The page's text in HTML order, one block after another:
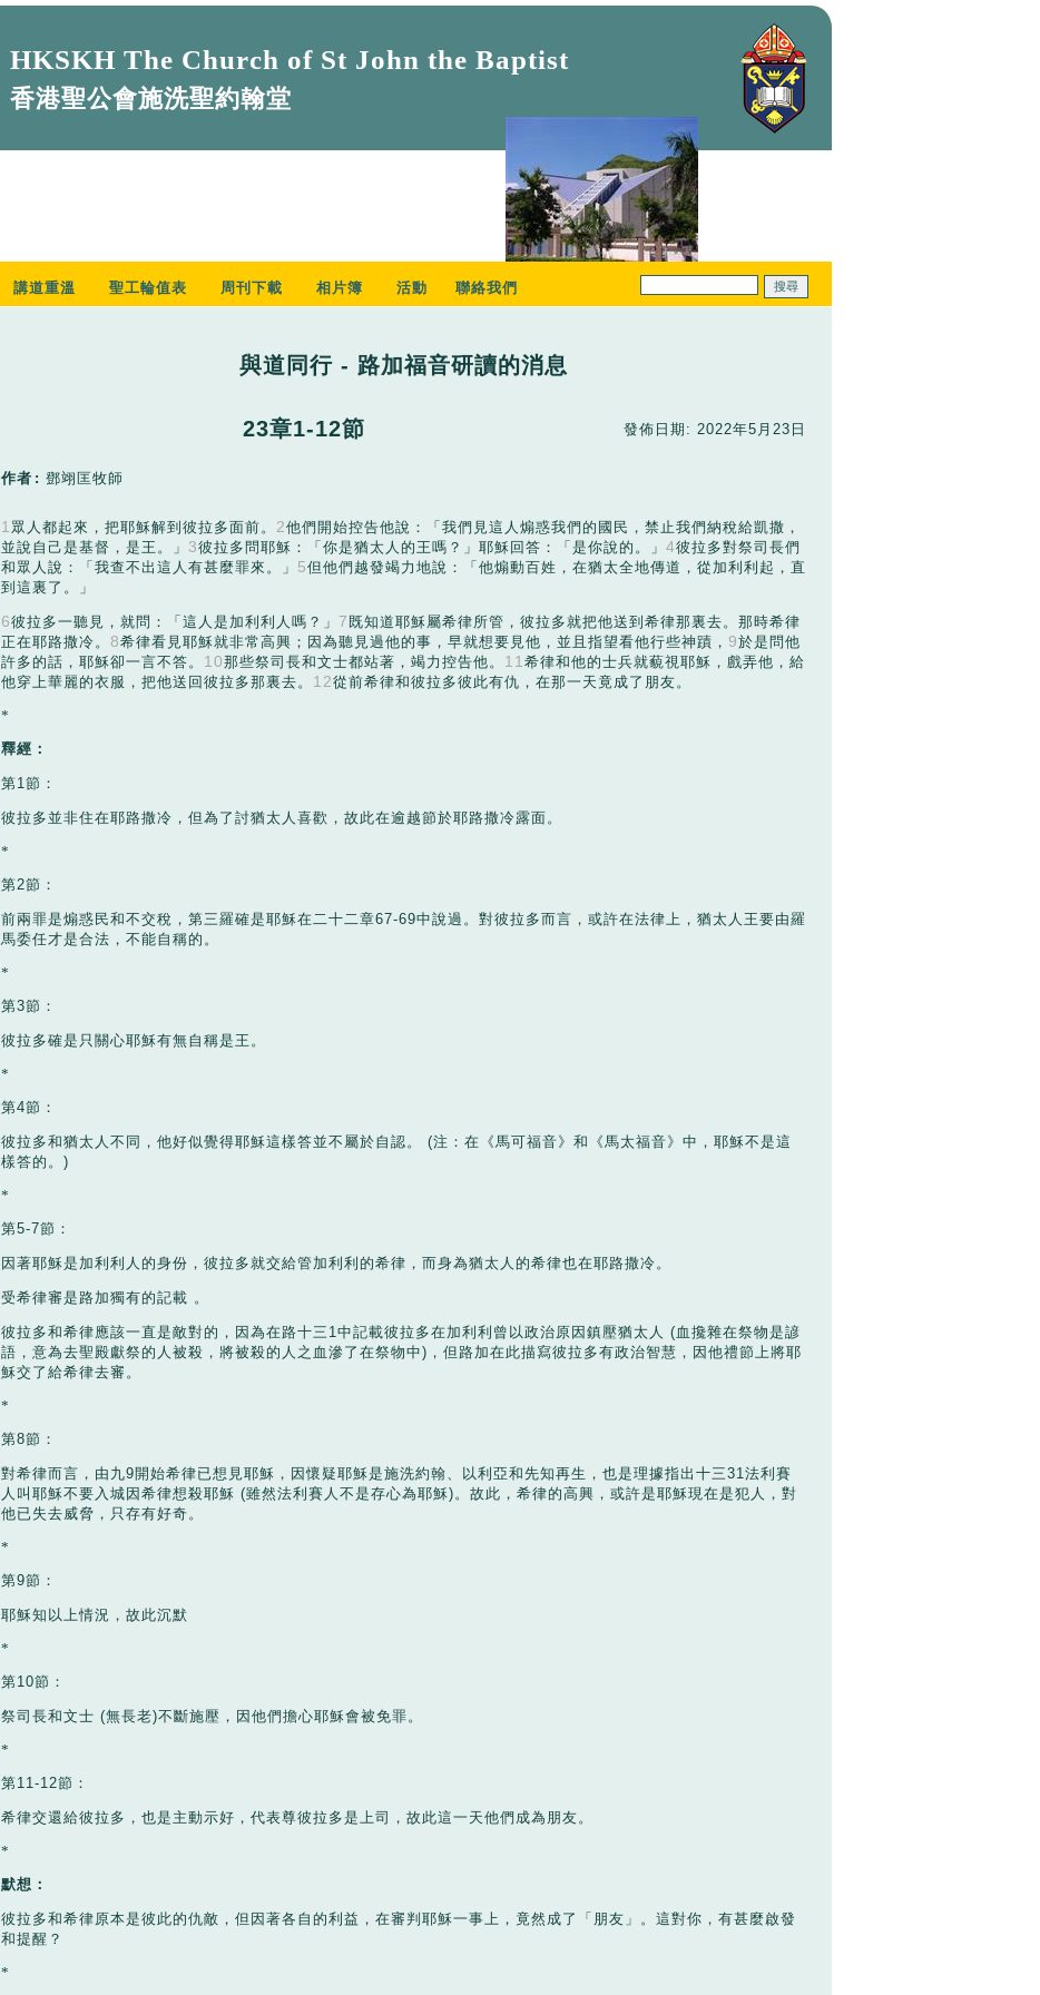
HKSKH The Church of St John the Baptist
香港聖公會施洗聖約翰堂
講道重溫 聖工輪值表 周刊下載 相片簿 活動 聯絡我們
與道同行 - 路加福音研讀的消息
23章1-12節 發佈日期: 2022年5月23日
作者 : 鄧翊匡牧師
1 眾人都起來，把耶穌解到彼拉多面前。 2他們開始控告他說：「我們見這人煽惑我們的國民，禁止我們納稅給凱撒，
並說自己是基督，是王。」 3彼拉多問耶穌：「你是猶太人的王嗎？」耶穌回答：「是你說的。」 4彼拉多對祭司長們
和眾人說：「我查不出這人有甚麼罪來。」 5但他們越發竭力地說：「他煽動百姓，在猶太全地傳道，從加利利起，直
到這裏了。」
6彼拉多一聽見，就問：「這人是加利利人嗎？」 7 既知道耶穌屬希律所管，彼拉多就把他送到希律那裏去。那時希律
正在耶路撒冷。 8希律看見耶穌就非常高興；因為聽見過他的事，早就想要見他，並且指望看他行些神蹟， 9於是問他
許多的話，耶穌卻一言不答。 10那些祭司長和文士都站著，竭力控告他。 11 希律和他的士兵就藐視耶穌，戲弄他，給
他穿上華麗的衣服，把他送回彼拉多那裏去。 12從前希律和彼拉多彼此有仇，在那一天竟成了朋友。
*
釋經：
第1 節：
彼拉多並非住在耶路撒冷，但為了討猶太人喜歡，故此在逾越節於耶路撒冷露面。
*
第2節：
前兩罪是煽惑民和不交稅，第三羅確是耶穌在二十二章67-69中說過。對彼拉多而言，或許在法律上，猶太人王要由羅
馬委任才是合法，不能自稱的。
*
第3節：
彼拉多確是只關心耶穌有無自稱是王。
*
第4節：
彼拉多和猶太人不同，他好似覺得耶穌這樣答並不屬於自認。 (注：在《馬可福音》和《馬太福音》中，耶穌不是這
樣答的。 )
*
第5-7節：
因著耶穌是加利利人的身份，彼拉多就交給管加利利的希律，而身為猶太人的希律也在耶路撒冷。
受希律審是路加獨有的記載 。
彼拉多和希律應該一直是敵對的，因為在路十三 1 中記載彼拉多在加利利曾以政治原因鎮壓猶太人 ( 血攙雜在祭物是諺
語，意為去聖殿獻祭的人被殺，將被殺的人之血滲了在祭物中) ，但路加在此描寫彼拉多有政治智慧，因他禮節上將耶
穌交了給希律去審。
*
第8節：
對希律而言，由九9開始希律已想見耶穌，因懷疑耶穌是施洗約翰、以利亞和先知再生，也是理據指出十三31 法利賽
人叫耶穌不要入城因希律想殺耶穌 (雖然法利賽人不是存心為耶穌) 。故此，希律的高興，或許是耶穌現在是犯人，對
他已失去威脅，只存有好奇。
*
第9節：
耶穌知以上情況，故此沉默
*
第10節：
祭司長和文士 (無長老)不斷施壓，因他們擔心耶穌會被免罪。
*
第11-12節：
希律交還給彼拉多，也是主動示好，代表尊彼拉多是上司，故此這一天他們成為朋友。
*
默想：
彼拉多和希律原本是彼此的仇敵，但因著各自的利益，在審判耶穌一事上，竟然成了「朋友」。這對你，有甚麼啟發
和提醒？
*